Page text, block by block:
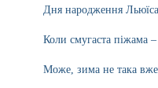
Дня народження
Коли смугаста піжама
Може, зима не така вже